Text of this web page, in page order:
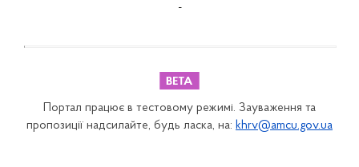
-
Портал працює в тестовому режимі. Зауваження та
пропозиції надсилайте, будь ласка, на: khrv@amcu.gov.ua